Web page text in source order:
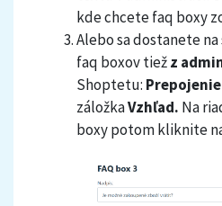
kde chcete faq boxy
Alebo sa dostanete
faq boxov tiežz
Shoptetu:
záložkaVzhľad. Na
boxy potom kliknite